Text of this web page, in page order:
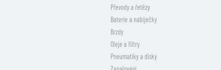
Převody a řetězy
Baterie a nabíječky
Brzdy
Oleje a filtry
Pneumatiky a disky